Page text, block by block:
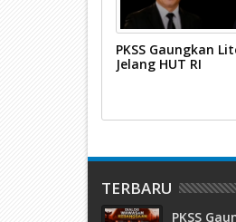
PKSS Gaungkan
Jelang HUT RI
TERBARU
PKSS